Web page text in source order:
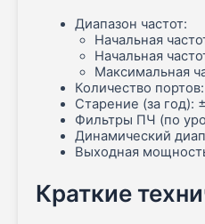
Диапазон частот:
Начальная
Начальная
Максимальная
Количество
Старение (за год):
Фильтры ПЧ (по
Динамический
Выходная
Краткие